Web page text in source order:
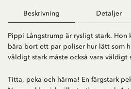
Beskrivning Detaljer
Pippi Långstrump är rysligt stark. Hon
bära bort ett par poliser hur lätt som
väldigt stark måste också vara väldigt
Titta, peka och härma! En färgstark